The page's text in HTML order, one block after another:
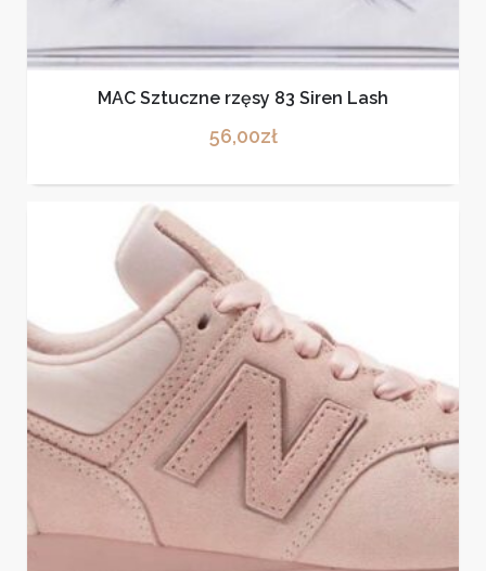
MAC Sztuczne rzęsy 83 Siren Lash
56,00zł